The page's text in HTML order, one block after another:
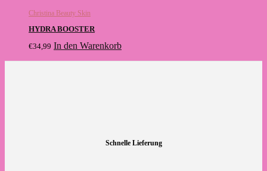
Christina Beauty Skin
HYDRA BOOSTER
€34,99 In den Warenkorb
Schnelle Lieferung